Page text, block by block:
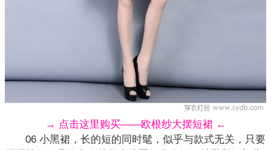
→ 点击这里购买——欧根纱大摆短裙 ←
06 小黑裙，长的短的同时髦，似乎与款式无关，只要